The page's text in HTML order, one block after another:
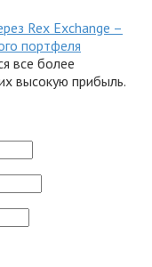
Rex Exchange –
портфеля
все более
высокую прибыль.